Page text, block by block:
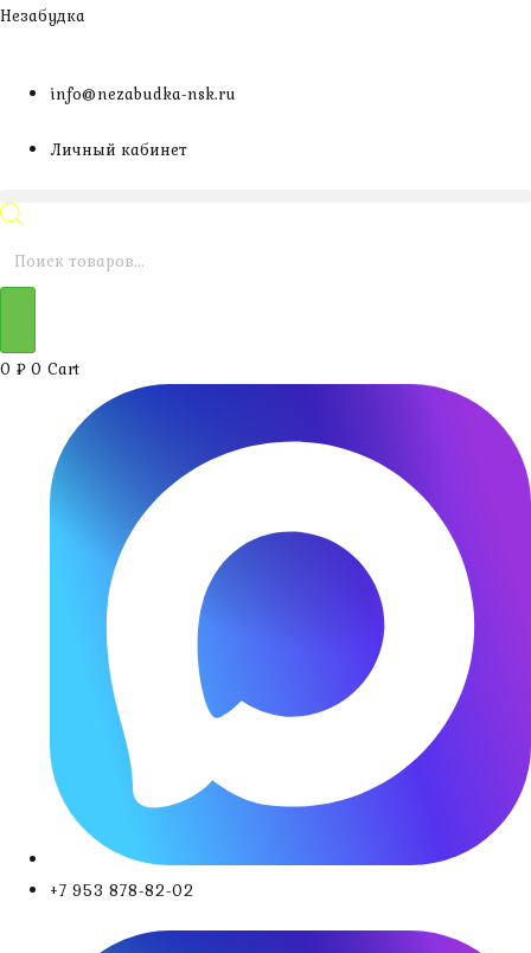
Перейти
Незабудка
info@nezabudka-nsk.ru
Личный кабинет
Поиск
0 ₽ 0 Cart
+7 953 878-82-02